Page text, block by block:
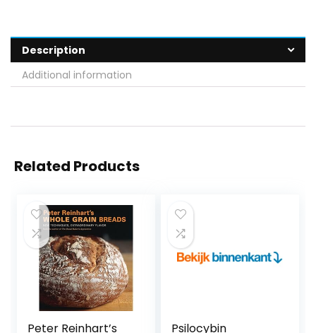
Description
Additional information
Related Products
Peter Reinhart’s
Psilocybin